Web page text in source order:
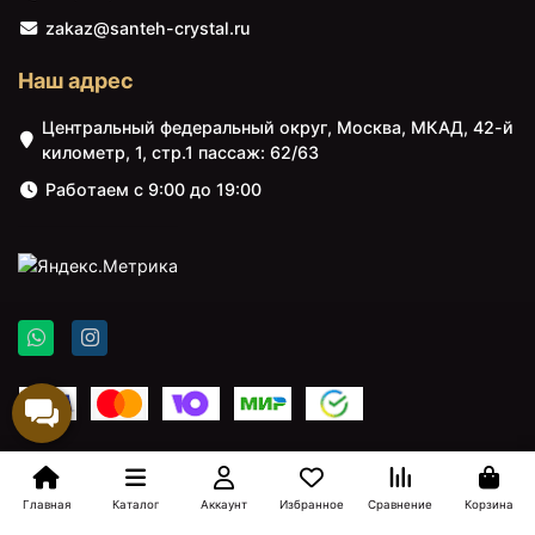
8143 ₽
см Aquanet Нота
00159092
zakaz@santeh-crystal.ru
Наш адрес
Центральный федеральный округ, Москва, МКАД, 42-й
километр, 1, стр.1 пассаж: 62/63
Работаем с 9:00 до 19:00
Главная Каталог Аккаунт Избранное Сравнение Корзина